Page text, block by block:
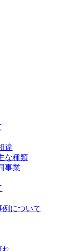
違
な種類
事業
について